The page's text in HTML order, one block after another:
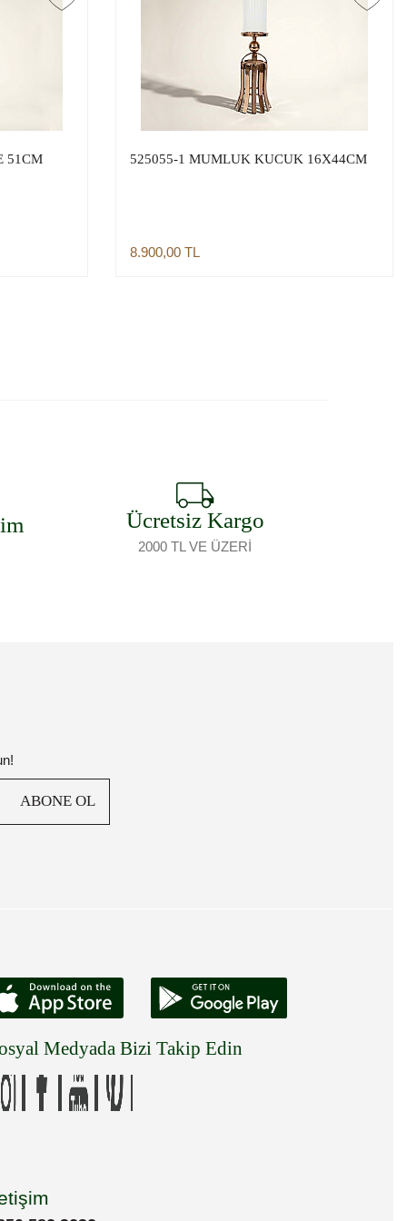
51CM 525055-1 MUMLUK KUCUK 16X44CM
8.900,00 TL
Ücretsiz Kargo
2000 TL VE ÜZERİ
ABONE OL
Medyada Bizi Takip Edin